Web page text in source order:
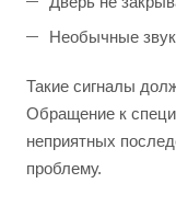
Необычные
Такие сигналы
Обращение к
неприятных
проблему.